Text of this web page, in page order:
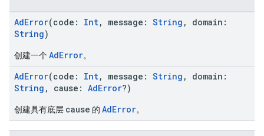
AdError(code: Int, message: String , domain:
String)
创建一个AdError。
AdError(code: Int, message: String , domain:
String , cause: AdError?)
创建具有底层 cause 的 AdError。